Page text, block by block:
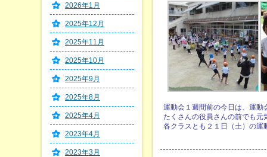
運動会１週間前の今日は、運動
たくさんの役員さんの前でも元
各クラスとも２１日（土）の運
2026年1月
2025年12月
2025年11月
2025年10月
2025年9月
2025年8月
2025年4月
2023年4月
2023年3月